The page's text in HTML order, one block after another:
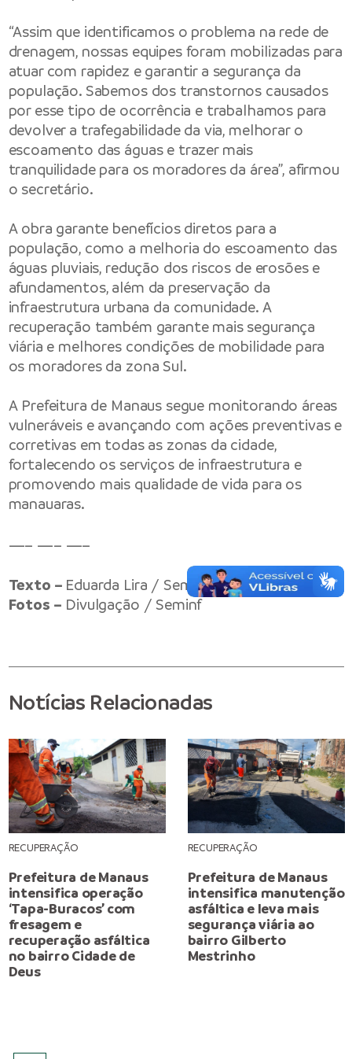
“Assim que identificamos o problema na rede de
drenagem, nossas equipes foram mobilizadas para
atuar com rapidez e garantir a segurança da
população. Sabemos dos transtornos causados
por esse tipo de ocorrência e trabalhamos para
devolver a trafegabilidade da via, melhorar o
escoamento das águas e trazer mais
tranquilidade para os moradores da área”, afirmou
o secretário.
A obra garante benefícios diretos para a
população, como a melhoria do escoamento das
águas pluviais, redução dos riscos de erosões e
afundamentos, além da preservação da
infraestrutura urbana da comunidade. A
recuperação também garante mais segurança
viária e melhores condições de mobilidade para
os moradores da zona Sul.
A Prefeitura de Manaus segue monitorando áreas
vulneráveis e avançando com ações preventivas e
corretivas em todas as zonas da cidade,
fortalecendo os serviços de infraestrutura e
promovendo mais qualidade de vida para os
manauaras.
—– —– —–
Texto – Eduarda Lira / Seminf
Fotos – Divulgação / Seminf
Notícias Relacionadas
RECUPERAÇÃO
Prefeitura de Manaus
intensifica operação
‘Tapa-Buracos’ com
fresagem e
recuperação asfáltica
no bairro Cidade de
Deus
RECUPERAÇÃO
Prefeitura de Manaus
intensifica manutenção
asfáltica e leva mais
segurança viária ao
bairro Gilberto
Mestrinho